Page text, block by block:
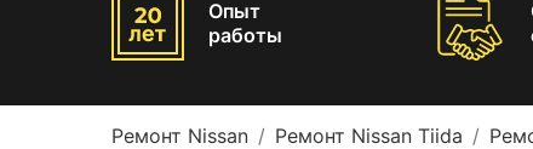
Опыт
работы
Ремонт Nissan Ремонт Nissan Tiida